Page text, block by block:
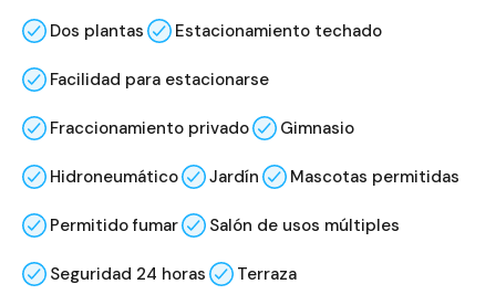
Dos plantas Estacionamiento techado
Facilidad para estacionarse
Fraccionamiento privado Gimnasio
Hidroneumático Jardín Mascotas permitidas
Permitido fumar Salón de usos múltiples
Seguridad 24 horas Terraza